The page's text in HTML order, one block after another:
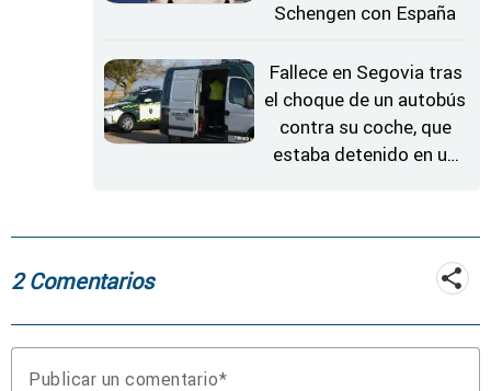
Schengen con España
Fallece en Segovia tras
el choque de un autobús
contra su coche, que
estaba detenido en un
2 Comentarios
Publicar un comentario